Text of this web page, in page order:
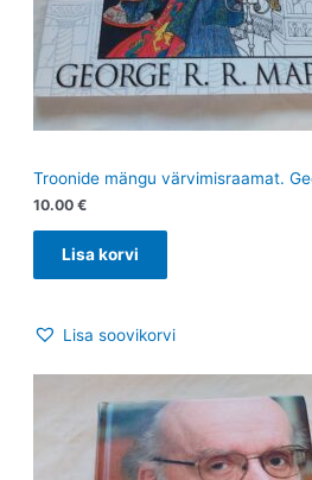
Troonide mängu värvimisraamat.
10.00 €
Lisa korvi
Lisa soovikorvi